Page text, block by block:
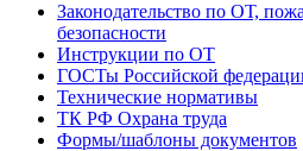
Законодательство по ОТ,
безопасности
Инструкции по ОТ
ГОСТы Российской
Технические нормативы
ТК РФ Охрана труда
Формы/шаблоны документов